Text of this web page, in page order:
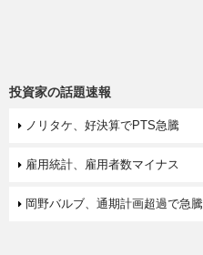
投資家の話題速報
ノリタケ、好決算でPTS急騰
雇用統計、雇用者数マイナス
岡野バルブ、通期計画超過で急騰